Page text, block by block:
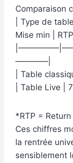
Comparaison
| Type de
Mise min |
————|
| Table
| Table Live |
*RTP =
Ces chiffres
la rentrée
sensiblement